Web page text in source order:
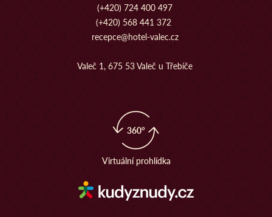
(+420) 724 400 497
(+420) 568 441 372
recepce@hotel-valec.cz
Valeč 1, 675 53 Valeč u Třebíče
360°
Virtuální prohlídka